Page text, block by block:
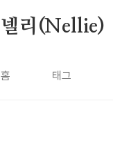
넬리(Nellie)
홈 태그